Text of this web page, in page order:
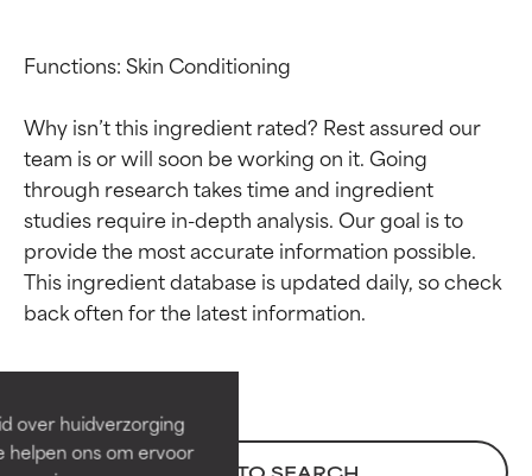
over huidverzorging
helpen ons om ervoor
Functions: Skin Conditioning
Why isn’t this ingredient rated? Rest assured our
team is or will soon be working on it. Going
through research takes time and ingredient
studies require in-depth analysis. Our goal is to
provide the most accurate information possible.
This ingredient database is updated daily, so check
Beoordelingen van
ingrediënten
Bewezen en ondersteund door
onafhankelijk onderzoek.
Beoordelingen van
ingrediënten
Bewezen en ondersteund door
onafhankelijk onderzoek.